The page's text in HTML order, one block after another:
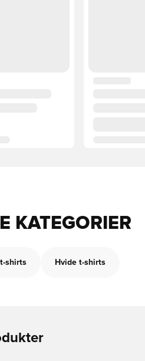
KATEGORIER
shirts Hvide t-shirts